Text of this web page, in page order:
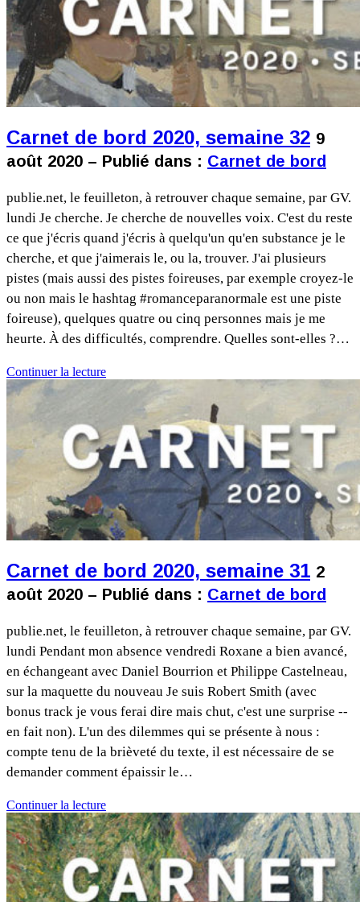
Carnet de bord 2020, semaine 32 9
août 2020 – Publié dans : Carnet de bord
publie.net, le feuilleton, à retrouver chaque semaine, par GV.
lundi Je cherche. Je cherche de nouvelles voix. C'est du reste
ce que j'écris quand j'écris à quelqu'un qu'en substance je le
cherche, et que j'aimerais le, ou la, trouver. J'ai plusieurs
pistes (mais aussi des pistes foireuses, par exemple croyez-le
ou non mais le hashtag #romanceparanormale est une piste
foireuse), quelques quatre ou cinq personnes mais je me
heurte. À des difficultés, comprendre. Quelles sont-elles ?…
Continuer la lecture
Carnet de bord 2020, semaine 31 2
août 2020 – Publié dans : Carnet de bord
publie.net, le feuilleton, à retrouver chaque semaine, par GV.
lundi Pendant mon absence vendredi Roxane a bien avancé,
en échangeant avec Daniel Bourrion et Philippe Castelneau,
sur la maquette du nouveau Je suis Robert Smith (avec
bonus track je vous ferai dire mais chut, c'est une surprise --
en fait non). L'un des dilemmes qui se présente à nous :
compte tenu de la brièveté du texte, il est nécessaire de se
demander comment épaissir le…
Continuer la lecture